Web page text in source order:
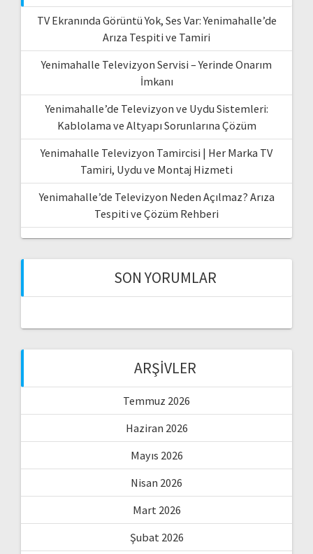
TV Ekranında Görüntü Yok, Ses Var: Yenimahalle’de
Arıza Tespiti ve Tamiri
Yenimahalle Televizyon Servisi – Yerinde Onarım
İmkanı
Yenimahalle’de Televizyon ve Uydu Sistemleri:
Kablolama ve Altyapı Sorunlarına Çözüm
Yenimahalle Televizyon Tamircisi | Her Marka TV
Tamiri, Uydu ve Montaj Hizmeti
Yenimahalle’de Televizyon Neden Açılmaz? Arıza
Tespiti ve Çözüm Rehberi
SON YORUMLAR
ARŞIVLER
Temmuz 2026
Haziran 2026
Mayıs 2026
Nisan 2026
Mart 2026
Şubat 2026